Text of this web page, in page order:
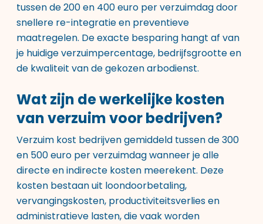
tussen de 200 en 400 euro per verzuimdag door
snellere re-integratie en preventieve
maatregelen. De exacte besparing hangt af van
je huidige verzuimpercentage, bedrijfsgrootte en
de kwaliteit van de gekozen arbodienst.
Wat zijn de werkelijke kosten
van verzuim voor bedrijven?
Verzuim kost bedrijven gemiddeld tussen de 300
en 500 euro per verzuimdag wanneer je alle
directe en indirecte kosten meerekent. Deze
kosten bestaan uit loondoorbetaling,
vervangingskosten, productiviteitsverlies en
administratieve lasten, die vaak worden